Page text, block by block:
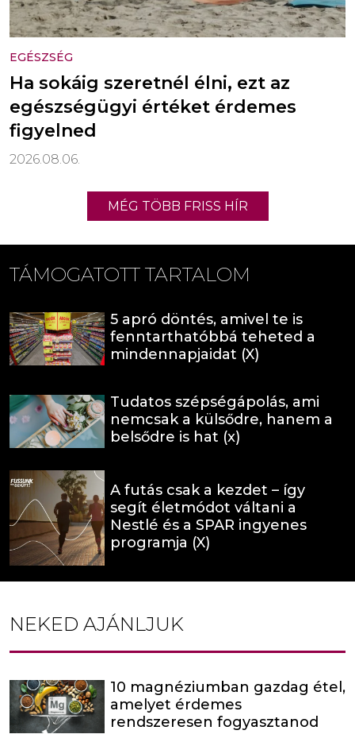
EGÉSZSÉG
Ha sokáig szeretnél élni, ezt az
egészségügyi értéket érdemes
figyelned
2026.08.06.
MÉG TÖBB FRISS HÍR
TÁMOGATOTT TARTALOM
5 apró döntés, amivel te is
fenntarthatóbbá teheted a
mindennapjaidat (X)
Tudatos szépségápolás, ami
nemcsak a külsődre, hanem a
belsődre is hat (x)
A futás csak a kezdet – így
segít életmódot váltani a
Nestlé és a SPAR ingyenes
programja (X)
NEKED AJÁNLJUK
10 magnéziumban gazdag étel,
amelyet érdemes
rendszeresen fogyasztanod